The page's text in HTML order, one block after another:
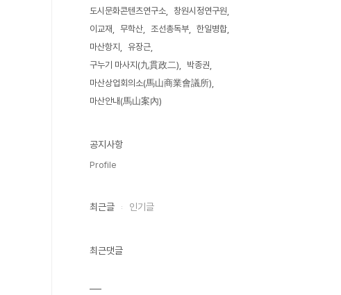
도시문화콘텐츠연구소
창원시정연구원
이교재
무학산 조선총독부
한일병합
마산항지
유장근
구누기 마사지(九貫政二)
박종권
마산상업회의소(馬山商業會議所)
마산안내(馬山案內)
공지사항
Profile
최근글 인기글
최근댓글